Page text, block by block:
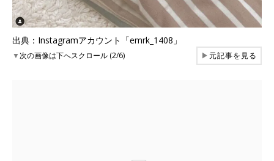
出典：Instagramアカウント「emrk_1408」
▼次の画像は下へスクロール (2/6) ▶元記事を見る